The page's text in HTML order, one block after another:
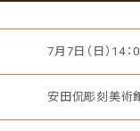
7月7日（日）14：
安田侃彫刻美術